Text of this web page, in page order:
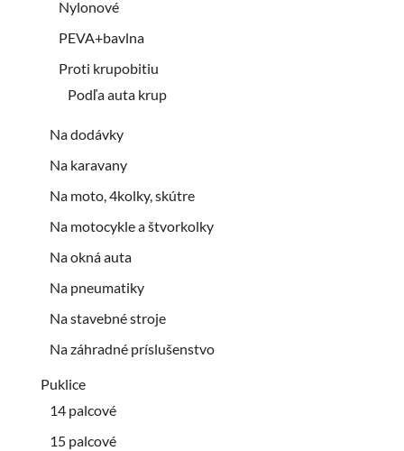
Nylonové
PEVA+bavlna
Proti krupobitiu
Podľa auta krup
Na dodávky
Na karavany
Na moto, 4kolky, skútre
Na motocykle a štvorkolky
Na okná auta
Na pneumatiky
Na stavebné stroje
Na záhradné príslušenstvo
Puklice
14 palcové
15 palcové